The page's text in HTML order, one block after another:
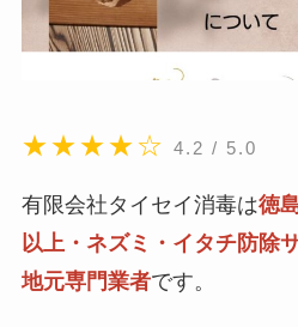
★★★★☆ 4.2 / 5.0
有限会社タイセイ消毒は徳
以上・ネズミ・イタチ防除
地元専門業者です。